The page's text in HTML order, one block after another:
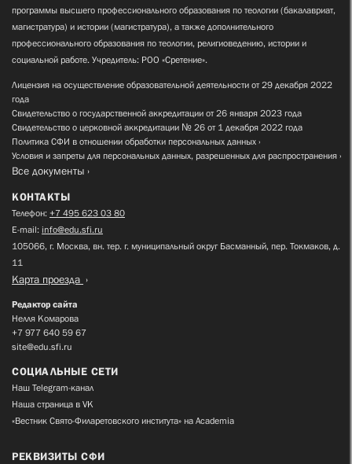
программы высшего профессионального образования по теологии (бакалавриат,
магистратура) и истории (магистратура), а также дополнительного
профессионального образования по теологии, религиоведению, истории и
социальной работе. Учредитель: РОО «Сретение».
Лицензия на осуществление образовательной деятельности от 29 декабря 2022
года
Свидетельство о государственной аккредитации от 26 января 2023 года
Свидетельство о церковной аккредитации № 26 от 1 декабря 2022 года
Политика СФИ в отношении обработки персональных данных
Условия и запреты для персональных данных, разрешенных для распространения
Все документы
КОНТАКТЫ
Телефон: +7 495 623 03 80
E-mail: info@edu.sfi.ru
105066, г. Москва, вн. тер. г. муниципальный округ Басманный, пер. Токмаков, д.
11
Карта проезда
Редактор сайта
Нелля Комарова
+7 977 640 59 67
site@edu.sfi.ru
СОЦИАЛЬНЫЕ СЕТИ
Наш Telegram-канал
Наша страница в VK
«Вестник Свято-Филаретовского института» на Academia
РЕКВИЗИТЫ СФИ